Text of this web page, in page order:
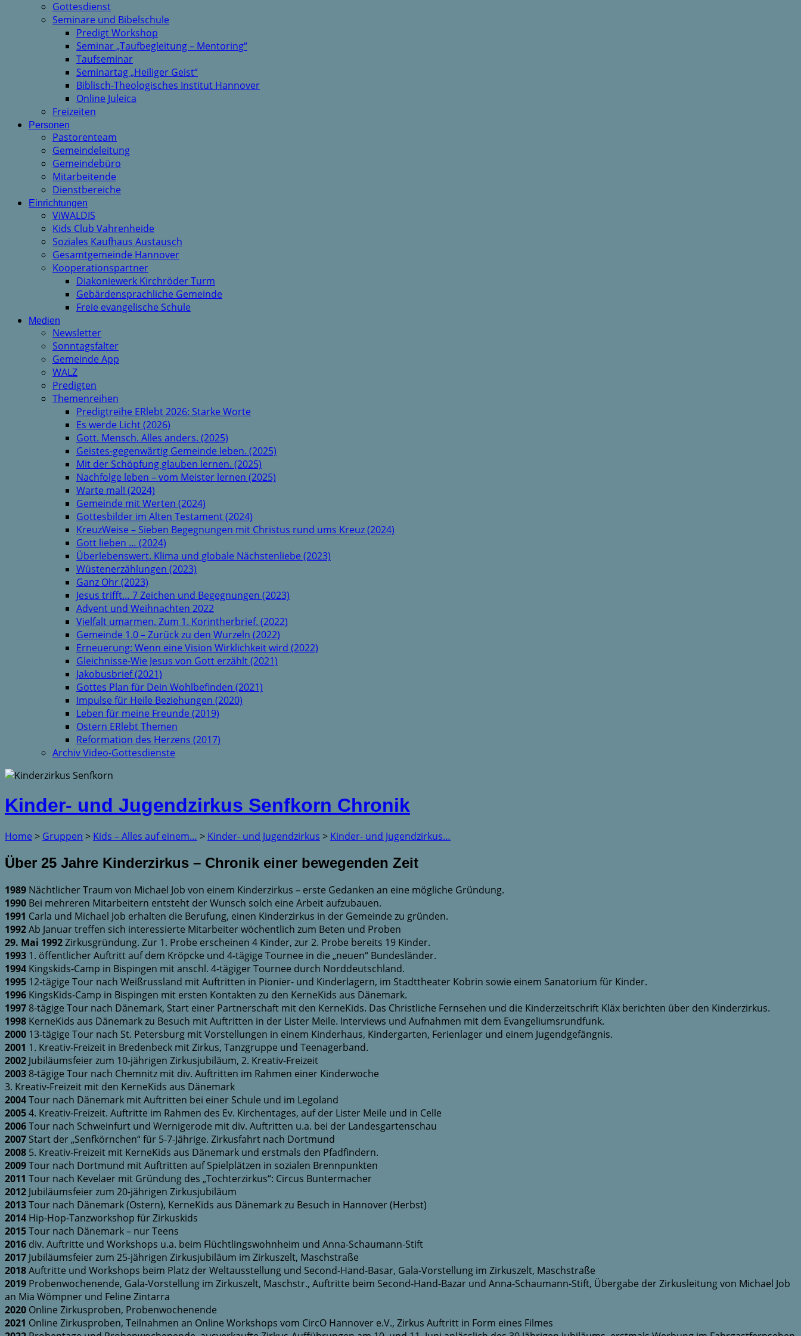
Gottesdienst
Seminare und Bibelschule
Predigt Workshop
Seminar „Taufbegleitung – Mentoring“
Taufseminar
Seminartag „Heiliger Geist“
Biblisch-Theologisches Institut Hannover
Online Juleica
Freizeiten
Personen
Pastorenteam
Gemeindeleitung
Gemeindebüro
Mitarbeitende
Dienstbereiche
Einrichtungen
ViWALDIS
Kids Club Vahrenheide
Soziales Kaufhaus Austausch
Gesamtgemeinde Hannover
Kooperationspartner
Diakoniewerk Kirchröder Turm
Gebärdensprachliche Gemeinde
Freie evangelische Schule
Medien
Newsletter
Sonntagsfalter
Gemeinde App
WALZ
Predigten
Themenreihen
Predigtreihe ERlebt 2026: Starke Worte
Es werde Licht (2026)
Gott. Mensch. Alles anders. (2025)
Geistes-gegenwärtig Gemeinde leben. (2025)
Mit der Schöpfung glauben lernen. (2025)
Nachfolge leben – vom Meister lernen (2025)
Warte mal! (2024)
Gemeinde mit Werten (2024)
Gottesbilder im Alten Testament (2024)
KreuzWeise – Sieben Begegnungen mit Christus rund ums Kreuz (2024)
Gott lieben … (2024)
Überlebenswert. Klima und globale Nächstenliebe (2023)
Wüstenerzählungen (2023)
Ganz Ohr (2023)
Jesus trifft… 7 Zeichen und Begegnungen (2023)
Advent und Weihnachten 2022
Vielfalt umarmen. Zum 1. Korintherbrief. (2022)
Gemeinde 1.0 – Zurück zu den Wurzeln (2022)
Erneuerung: Wenn eine Vision Wirklichkeit wird (2022)
Gleichnisse-Wie Jesus von Gott erzählt (2021)
Jakobusbrief (2021)
Gottes Plan für Dein Wohlbefinden (2021)
Impulse für Heile Beziehungen (2020)
Leben für meine Freunde (2019)
Ostern ERlebt Themen
Reformation des Herzens (2017)
Archiv Video-Gottesdienste
Kinder- und Jugendzirkus Senfkorn Chronik
Home > Gruppen > Kids – Alles auf einem… > Kinder- und Jugendzirkus > Kinder- und Jugendzirkus…
Über 25 Jahre Kinderzirkus – Chronik einer bewegenden Zeit
1989 Nächtlicher Traum von Michael Job von einem Kinderzirkus – erste Gedanken an eine mögliche Gründung.
1990 Bei mehreren Mitarbeitern entsteht der Wunsch solch eine Arbeit aufzubauen.
1991 Carla und Michael Job erhalten die Berufung, einen Kinderzirkus in der Gemeinde zu gründen.
1992Ab Januar treffen sich interessierte Mitarbeiter wöchentlich zum Beten und Proben
29. Mai 1992Zirkusgründung. Zur 1. Probe erscheinen 4 Kinder, zur 2. Probe bereits 19 Kinder.
1993 1. öffentlicher Auftritt auf dem Kröpcke und 4-tägige Tournee in die „neuen“ Bundesländer.
1994 Kingskids-Camp in Bispingen mit anschl. 4-tägiger Tournee durch Norddeutschland.
1995 12-tägige Tour nach Weißrussland mit Auftritten in Pionier- und Kinderlagern, im Stadttheater Kobrin sowie einem Sanatorium für Kinder.
1996 KingsKids-Camp in Bispingen mit ersten Kontakten zu den KerneKids aus Dänemark.
1997 8-tägige Tour nach Dänemark, Start einer Partnerschaft mit den KerneKids. Das Christliche Fernsehen und die Kinderzeitschrift Kläx berichten über den Kinderzirkus.
1998 KerneKids aus Dänemark zu Besuch mit Auftritten in der Lister Meile. Interviews und Aufnahmen mit dem Evangeliumsrundfunk.
2000 13-tägige Tour nach St. Petersburg mit Vorstellungen in einem Kinderhaus, Kindergarten, Ferienlager und einem Jugendgefängnis.
2001 1. Kreativ-Freizeit in Bredenbeck mit Zirkus, Tanzgruppe und Teenagerband.
2002 Jubiläumsfeier zum 10-jährigen Zirkusjubiläum, 2. Kreativ-Freizeit
2003 8-tägige Tour nach Chemnitz mit div. Auftritten im Rahmen einer Kinderwoche
3. Kreativ-Freizeit mit den KerneKids aus Dänemark
2004Tour nach Dänemark mit Auftritten bei einer Schule und im Legoland
20054. Kreativ-Freizeit. Auftritte im Rahmen des Ev. Kirchentages, auf der Lister Meile und in Celle
2006Tour nach Schweinfurt und Wernigerode mit div. Auftritten u.a. bei der Landesgartenschau
2007 Start der „Senfkörnchen“ für 5-7-Jährige. Zirkusfahrt nach Dortmund
2008 5. Kreativ-Freizeit mit KerneKids aus Dänemark und erstmals den Pfadfindern.
2009Tour nach Dortmund mit Auftritten auf Spielplätzen in sozialen Brennpunkten
2011 Tour nach Kevelaer mit Gründung des „Tochterzirkus“: Circus Buntermacher
2012 Jubiläumsfeier zum 20-jährigen Zirkusjubiläum
2013Tour nach Dänemark (Ostern), KerneKids aus Dänemark zu Besuch in Hannover (Herbst)
2014 Hip-Hop-Tanzworkshop für Zirkuskids
2015Tour nach Dänemark – nur Teens
2016 div. Auftritte und Workshops u.a. beim Flüchtlingswohnheim und Anna-Schaumann-Stift
2017 Jubiläumsfeier zum 25-jährigen Zirkusjubiläum im Zirkuszelt, Maschstraße
2018Auftritte und Workshops beim Platz der Weltausstellung und Second-Hand-Basar, Gala-Vorstellung im Zirkuszelt, Maschstraße
2019 Probenwochenende, Gala-Vorstellung im Zirkuszelt, Maschstr., Auftritte beim Second-Hand-Bazar und Anna-Schaumann-Stift, Übergabe der Zirkusleitung von Michael Job
an Mia Wömpner und Feline Zintarra
2020 Online Zirkusproben, Probenwochenende
2021 Online Zirkusproben, Teilnahmen an Online Workshops vom CircO Hannover e.V., Zirkus Auftritt in Form eines Filmes